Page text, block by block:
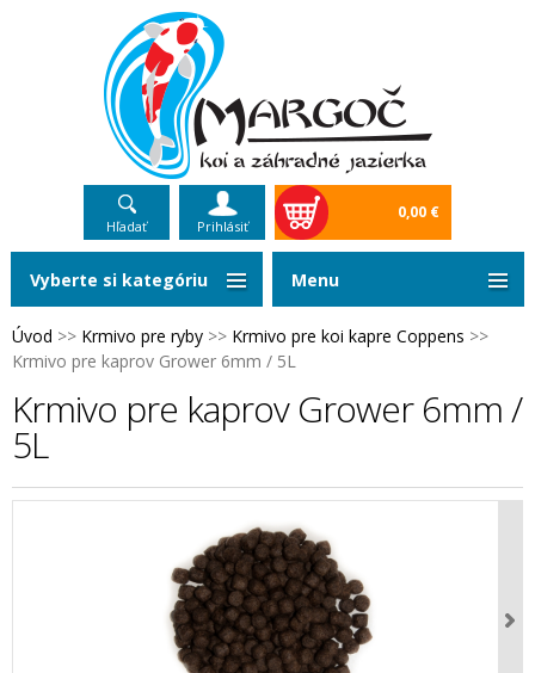
Hľadať Prihlásiť
0,00 €
Úvod >> Krmivo pre ryby >> Krmivo pre koi kapre Coppens >>
Krmivo pre kaprov Grower 6mm / 5L
Krmivo pre kaprov Grower 6mm /
5L
Vyberte si kategóriu Menu